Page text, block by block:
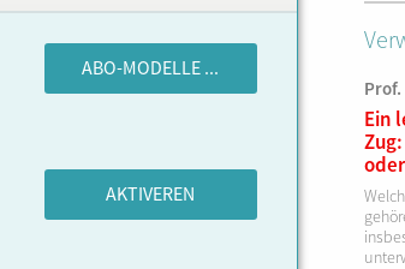
ABO-MODELLE ...
AKTIVEREN
Prof.
Ein